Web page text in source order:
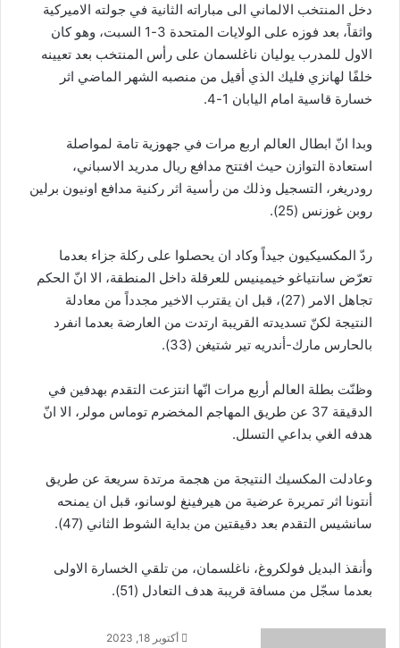
دخل المنتخب الالماني الى مباراته الثانية في جولته الاميركية
واثقاً، بعد فوزه على الولايات المتحدة 3-1 السبت، وهو كان
الاول للمدرب يوليان ناغلسمان على رأس المنتخب بعد تعيينه
خلفًا لهانزي فليك الذي أقيل من منصبه الشهر الماضي اثر
خسارة قاسية امام اليابان 1-4.
وبدا انّ ابطال العالم اربع مرات في جهوزية تامة لمواصلة
استعادة التوازن حيث افتتح مدافع ريال مدريد الاسباني،
رودريغر، التسجيل وذلك من رأسية اثر ركنية مدافع اونيون برلين
روبن غوزنس (25).
ردّ المكسيكيون جيداً وكاد ان يحصلوا على ركلة جزاء بعدما
تعرّض سانتياغو خيمينيس للعرقلة داخل المنطقة، الا انّ الحكم
تجاهل الامر (27)، قبل ان يقترب الاخير مجدداً من معادلة
النتيجة لكنّ تسديدته القريبة ارتدت من العارضة بعدما انفرد
بالحارس مارك-أندريه تير شتيغن (33).
وظنّت بطلة العالم أربع مرات انّها انتزعت التقدم بهدفين في
الدقيقة 37 عن طريق المهاجم المخضرم توماس مولر، الا انّ
هدفه الغي بداعي التسلل.
وعادلت المكسيك النتيجة من هجمة مرتدة سريعة عن طريق
أنتونا اثر تمريرة عرضية من هيرفينغ لوسانو، قبل ان يمنحه
سانشيس التقدم بعد دقيقتين من بداية الشوط الثاني (47).
وأنقذ البديل فولكروغ، ناغلسمان، من تلقي الخسارة الاولى
بعدما سجّل من مسافة قريبة هدف التعادل (51).
أرسلأكتوبر 18, 2023